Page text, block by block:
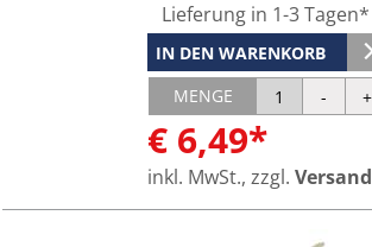
Lieferung in 1-3 Tagen*
IN DEN WARENKORB
MENGE
€ 6,49*
inkl. MwSt., zzgl. Versand